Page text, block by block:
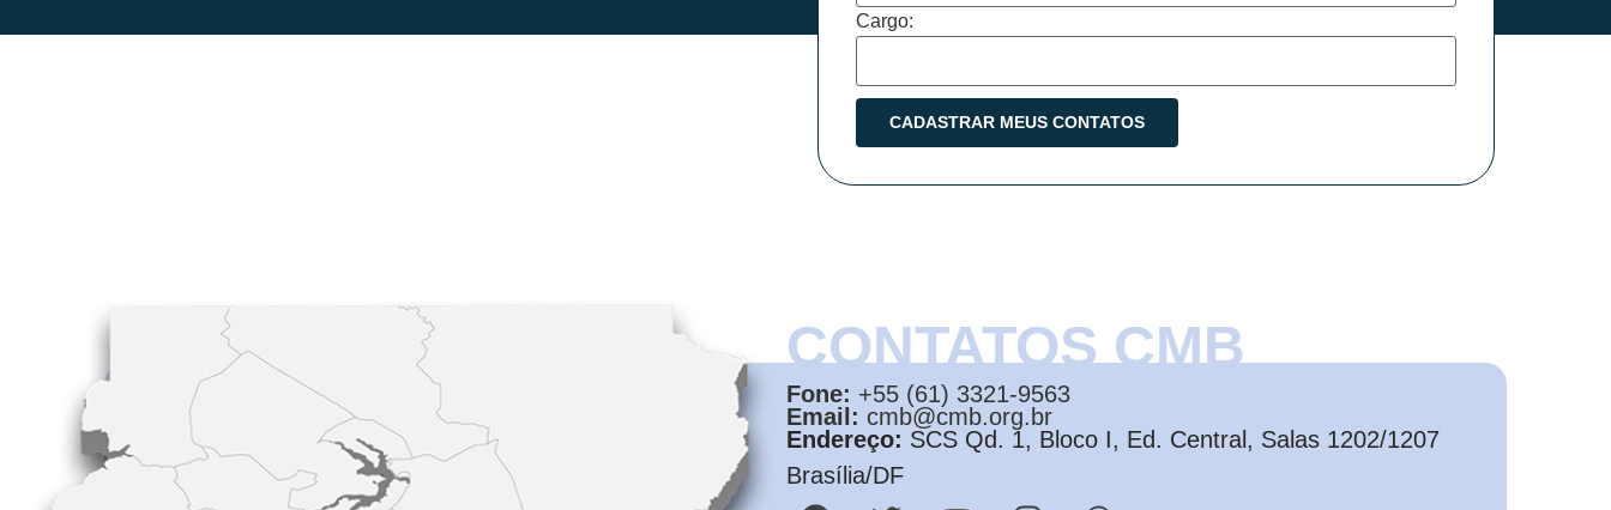
Cargo:
CONTATOS CMB
Fone: +55 (61) 3321-9563
Email: cmb@cmb.org.br
Endereço: SCS Qd. 1, Bloco I, Ed. Central, Salas 1202/1207
Brasília/DF